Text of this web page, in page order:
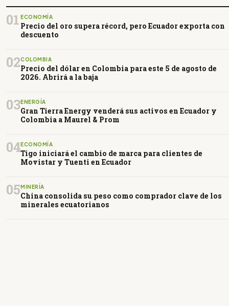
01 ECONOMÍA
Precio del oro supera récord, pero Ecuador exporta con
descuento
02COLOMBIA
Precio del dólar en Colombia para este 5 de agosto de
2026. Abrirá a la baja
03ENERGÍA
Gran Tierra Energy venderá sus activos en Ecuador y
Colombia a Maurel & Prom
04ECONOMÍA
Tigo iniciará el cambio de marca para clientes de
Movistar y Tuenti en Ecuador
05MINERÍA
China consolida su peso como comprador clave de los
minerales ecuatorianos